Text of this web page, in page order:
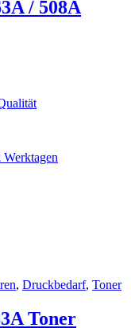
/ 508A
Werktagen
, Druckbedarf, Toner
Toner